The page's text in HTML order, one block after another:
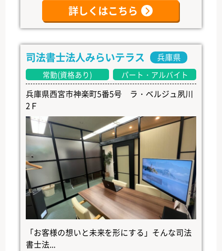
詳しくはこちら
司法書士法人みらいテラス 兵庫県
常勤(資格あり) パート・アルバイト
兵庫県西宮市神楽町5番5号 ラ・ベルジュ夙川
2Ｆ
「お客様の想いと未来を形にする」そんな司法
書士法...